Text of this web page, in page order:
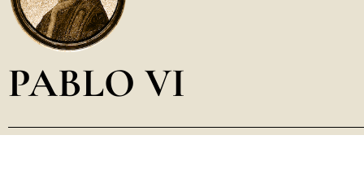
العربيّة
PABLO VI